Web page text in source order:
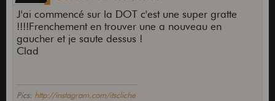
J'ai commencé sur la DOT c'est une super gratte
!!!!Frenchement en trouver une a nouveau en
gaucher et je saute dessus !
Clad
Pics: http://instagram.com/itscliche